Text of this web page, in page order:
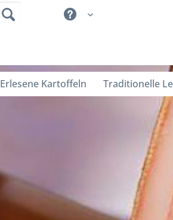
Erlesene Kartoffeln Traditionelle